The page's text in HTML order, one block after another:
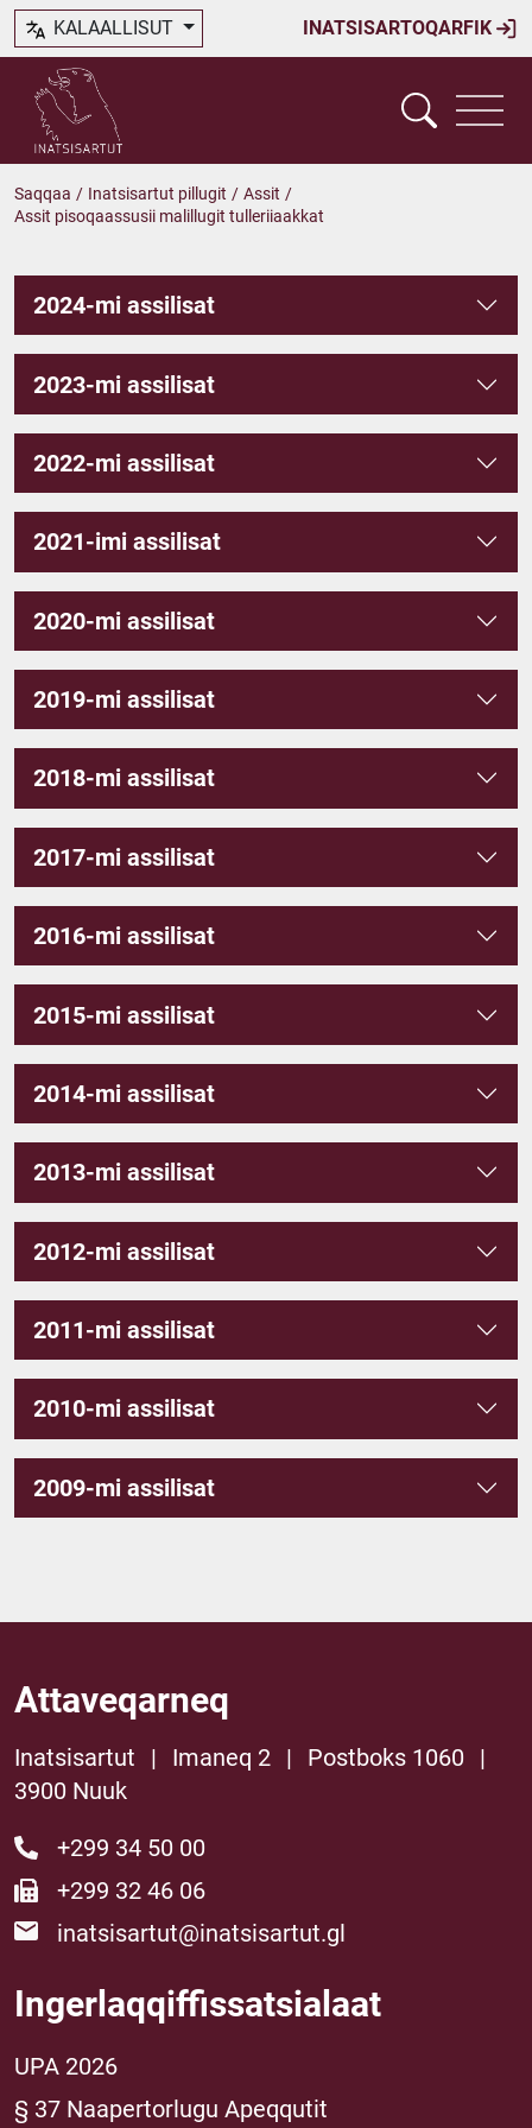
INATSISARTOQARFIK
KALAALLISUT
Saqqaa / Inatsisartut pillugit / Assit /
Assit pisoqaassusii malillugit tulleriiaakkat
2024-mi assilisat
2023-mi assilisat
2022-mi assilisat
2021-imi assilisat
2020-mi assilisat
2019-mi assilisat
2018-mi assilisat
2017-mi assilisat
2016-mi assilisat
2015-mi assilisat
2014-mi assilisat
2013-mi assilisat
2012-mi assilisat
2011-mi assilisat
2010-mi assilisat
2009-mi assilisat
Attaveqarneq
Inatsisartut | Imaneq 2 | Postboks 1060
|
3900 Nuuk
+299 34 50 00
+299 32 46 06
inatsisartut@inatsisartut.gl
Ingerlaqqiffissatsialaat
UPA 2026
§ 37 Naapertorlugu Apeqqutit